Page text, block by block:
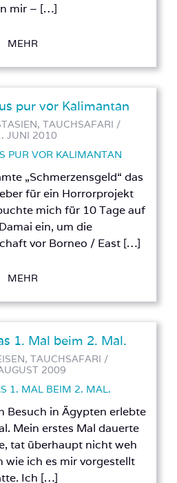
mir – […]
MEHR
TAUCHSAFARI /
JUNI 2010
PUR VOR KALIMANTAN
„Schmerzensgeld“ das
für ein Horrorprojekt
mich für 10 Tage auf
ein, um die
vor Borneo / East […]
MEHR
TAUCHSAFARI /
2009
1. MAL BEIM 2. MAL.
Besuch in Ägypten erlebte
Mein erstes Mal dauerte
tat überhaupt nicht weh
wie ich es mir vorgestellt
Ich […]